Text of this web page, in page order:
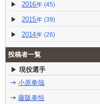
2016 (45)
2015 (39)
2014 (26)
投稿者一覧
現役選手
小原拳哉
藤阪泰恒